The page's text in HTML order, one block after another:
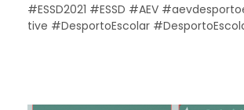
#ESSD2021 #ESSD #AEV
tive #DesportoEscolar